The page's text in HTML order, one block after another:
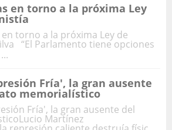
en torno a la próxima Ley
en torno a la próxima Ley de
“El Parlamento tiene opciones
Fría', la gran ausente
memorialístico
Fría', la gran ausente del
Martínez